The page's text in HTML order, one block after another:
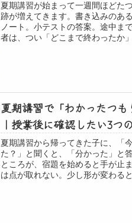
夏期講習が始まって一週間ほどた
跡が増えてきます。書き込みのあ
ノート。小テストの答案。途中ま
者は、つい「どこまで終わったか
夏期講習で「わかったつ
｜授業後に確認したい3つ
夏期講習から帰ってきた子に、「
た？」と聞くと、「分かった」と
ところが、宿題を始めると手が止
は点が取れない。少し形が変わる